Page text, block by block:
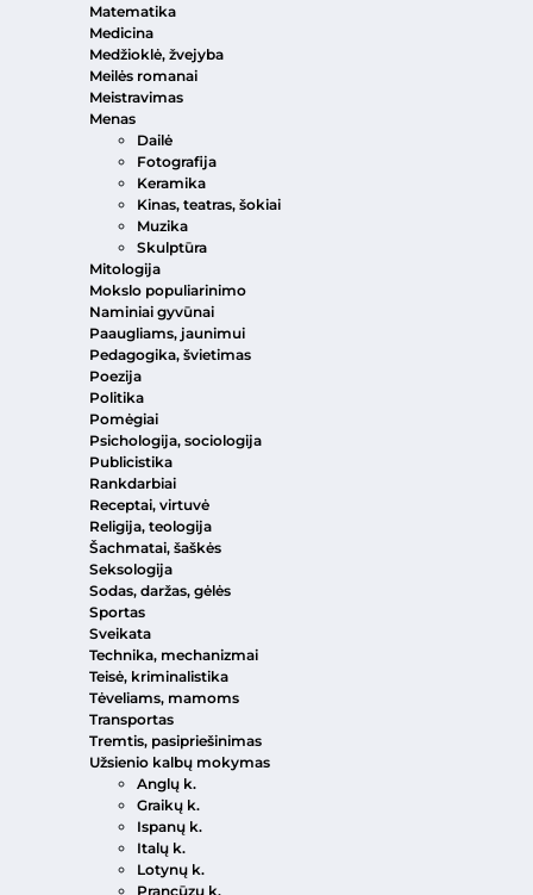
Matematika
Medicina
Medžioklė, žvejyba
Meilės romanai
Meistravimas
Menas
Dailė
Fotografija
Keramika
Kinas, teatras, šokiai
Muzika
Skulptūra
Mitologija
Mokslo populiarinimo
Naminiai gyvūnai
Paaugliams, jaunimui
Pedagogika, švietimas
Poezija
Politika
Pomėgiai
Psichologija, sociologija
Publicistika
Rankdarbiai
Receptai, virtuvė
Religija, teologija
Šachmatai, šaškės
Seksologija
Sodas, daržas, gėlės
Sportas
Sveikata
Technika, mechanizmai
Teisė, kriminalistika
Tėveliams, mamoms
Transportas
Tremtis, pasipriešinimas
Užsienio kalbų mokymas
Anglų k.
Graikų k.
Ispanų k.
Italų k.
Lotynų k.
Prancūzų k.